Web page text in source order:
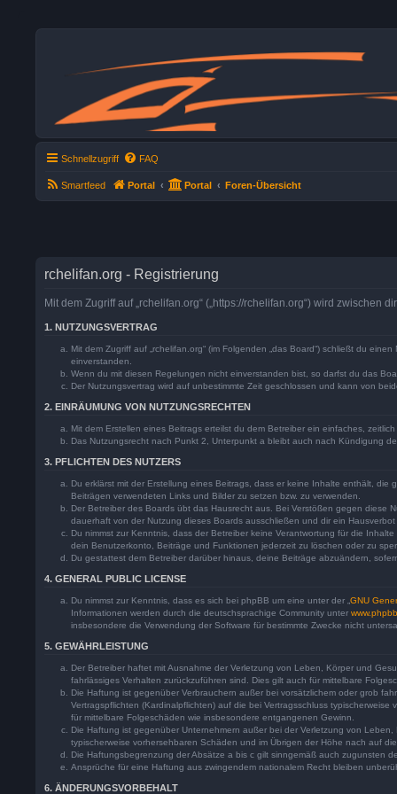
Schnellzugriff FAQ
Smartfeed Portal Portal Foren-Übersicht
rchelifan.org - Registrierung
Mit dem Zugriff auf „rchelifan.org“ („https://rchelifan.org“) wird
1. NUTZUNGSVERTRAG
Mit dem Zugriff auf „rchelifan.org“ (im Folgenden „das Board“) schließt du
einverstanden.
Wenn du mit diesen Regelungen nicht einverstanden bist, so darfst du das
Der Nutzungsvertrag wird auf unbestimmte Zeit geschlossen und kann von
2. EINRÄUMUNG VON NUTZUNGSRECHTEN
Mit dem Erstellen eines Beitrags erteilst du dem Betreiber ein einfaches,
Das Nutzungsrecht nach Punkt 2, Unterpunkt a bleibt auch nach Kündigung
3. PFLICHTEN DES NUTZERS
Du erklärst mit der Erstellung eines Beitrags, dass er keine Inhalte enthält,
Beiträgen verwendeten Links und Bilder zu setzen bzw. zu verwenden.
Der Betreiber des Boards übt das Hausrecht aus. Bei Verstößen gegen diese
dauerhaft von der Nutzung dieses Boards ausschließen und dir ein
Du nimmst zur Kenntnis, dass der Betreiber keine Verantwortung für die
dein Benutzerkonto, Beiträge und Funktionen jederzeit zu löschen oder zu
Du gestattest dem Betreiber darüber hinaus, deine Beiträge abzuändern,
4. GENERAL PUBLIC LICENSE
Du nimmst zur Kenntnis, dass es sich bei phpBB um eine unter der „ GNU
Informationen werden durch die deutschsprachige Community unter
insbesondere die Verwendung der Software für bestimmte Zwecke nicht
5. GEWÄHRLEISTUNG
Der Betreiber haftet mit Ausnahme der Verletzung von Leben, Körper und
fahrlässiges Verhalten zurückzuführen sind. Dies gilt auch für mittelbare
Die Haftung ist gegenüber Verbrauchern außer bei vorsätzlichem oder grob
Vertragspflichten (Kardinalpflichten) auf die bei Vertragsschluss
für mittelbare Folgeschäden wie insbesondere entgangenen Gewinn.
Die Haftung ist gegenüber Unternehmern außer bei der Verletzung von
typischerweise vorhersehbaren Schäden und im Übrigen der Höhe nach auf
Die Haftungsbegrenzung der Absätze a bis c gilt sinngemäß auch zugunsten
Ansprüche für eine Haftung aus zwingendem nationalem Recht bleiben
6. ÄNDERUNGSVORBEHALT